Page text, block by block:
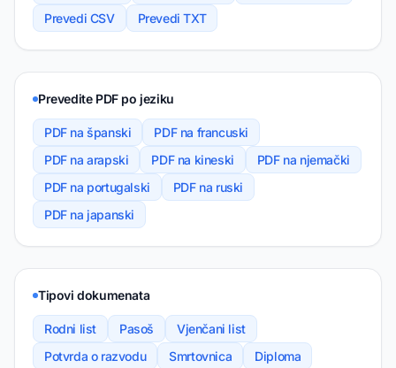
Prevedi CSV
Prevedi TXT
Prevedite PDF po jeziku
PDF na španski
PDF na francuski
PDF na arapski
PDF na kineski
PDF na njemački
PDF na portugalski
PDF na ruski
PDF na japanski
Tipovi dokumenata
Rodni list Pasoš
Vjenčani list
Potvrda o razvodu
Smrtovnica
Diploma